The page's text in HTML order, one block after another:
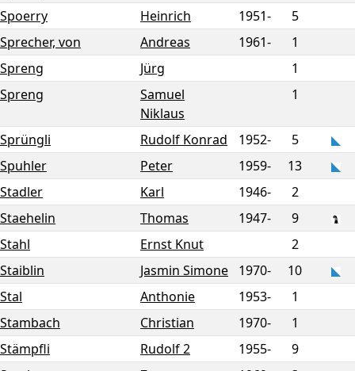
Spoerry
Heinrich 1951-
5
Sprecher, von
Andreas 1961-
1
Spreng
Jürg
1
Spreng
Samuel
Niklaus
1
Sprüngli Rudolf Konrad 1952-
5
Spuhler
Peter 1959-
13
Stadler
Karl 1946-
2
Staehelin
Thomas 1947-
9
Stahl
Ernst Knut
2
Staiblin
Jasmin Simone 1970-
10
Stal
Anthonie 1953-
1
Stambach
Christian 1970-
1
Stämpfli
Rudolf 2 1955-
9